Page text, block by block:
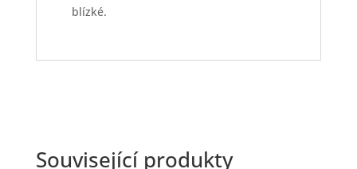
blízké.
Související produkty